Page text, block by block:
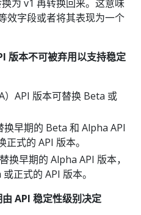
为 v1 再转换回来。这意味
效字段或者将其表现为一个
版本不可被弃用以支持稳定
）API 版本可替换 Beta 或
换早期的 Beta 和 Alpha API
正式的 API 版本。
换早期的 Alpha API 版本，
正式的 API 版本。
API 稳定性级别决定